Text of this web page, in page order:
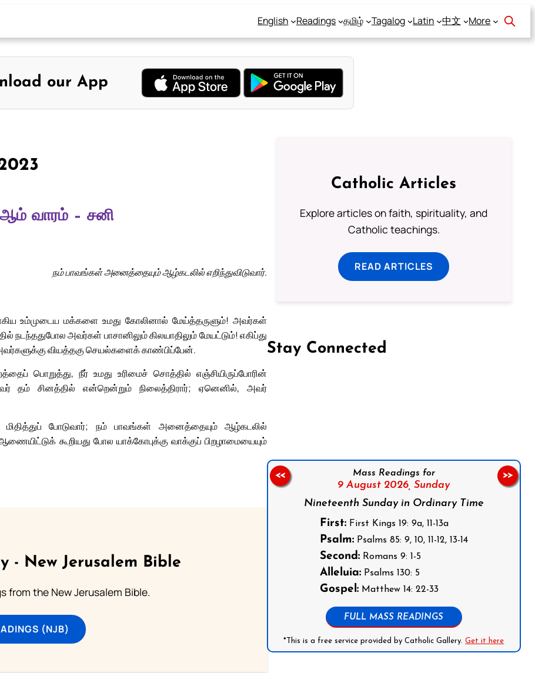
English Readings தமிழ் Tagalog Latin 中文 More
our App
வாரம் – சனி
நம் பாவங்கள் அனைத்தையும் ஆழ்கடலில் எறிந்துவிடுவார்.
உம்முடைய மக்களை உமது கோலினால் மேய்த்தருளும்! அவர்கள்
நடந்ததுபோல அவர்கள் பாசானிலும் கிலயாதிலும் மேயட்டும்! எகிப்து
அவர்களுக்கு வியத்தகு செயல்களைக் காண்பிப்பேன்.
பொறுத்து, நீர் உமது உரிமைச் சொத்தில் எஞ்சியிருப்போரின்
தம் சினத்தில் என்றென்றும் நிலைத்திரார்; ஏனெனில், அவர்
போடுவார்; நம் பாவங்கள் அனைத்தையும் ஆழ்கடலில்
கூறியது போல யாக்கோபுக்கு வாக்குப் பிறழாமையையும்
- New Jerusalem Bible
from the New Jerusalem Bible.
(NJB)
Catholic Articles
Explore articles on faith, spirituality, and
Catholic teachings.
READ ARTICLES
Stay Connected
Mass Readings for
9 August 2026, Sunday
Nineteenth Sunday in Ordinary Time
First:First Kings 19: 9a, 11-13a
Psalm:Psalms 85: 9, 10, 11-12, 13-14
Second:Romans 9: 1-5
Alleluia:Psalms 130: 5
Gospel:Matthew 14: 22-33
FULL MASS READINGS
*This is a free service provided by Catholic Gallery.Get it here
<< >>